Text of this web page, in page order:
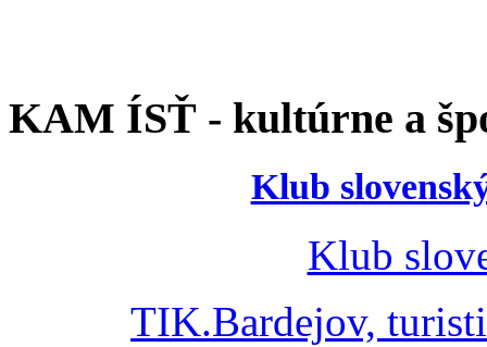
KAM ÍSŤ - kultúrne a
Klub
Klub
TIK.Bardejov,